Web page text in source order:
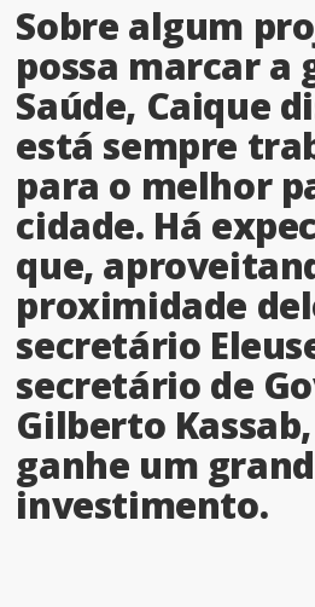
Sobre algum
possa marcar a
Saúde, Caique
está sempre
para o melhor
cidade. Há
que,
proximidade
secretário
secretário de
Gilberto
ganhe um
investimento.